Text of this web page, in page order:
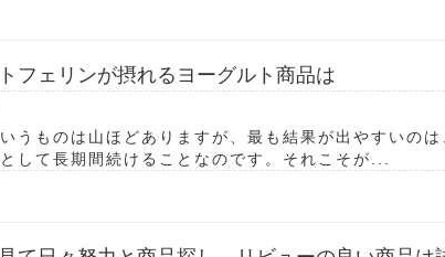
フェリンが摂れるヨーグルト商品は
うものは山ほどありますが、最も結果が出やすいの
して長期間続けることなのです。それこそが...